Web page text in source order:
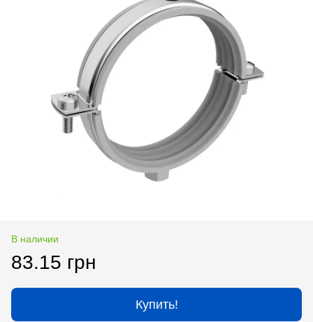
В наличии
83.15 грн
Купить!